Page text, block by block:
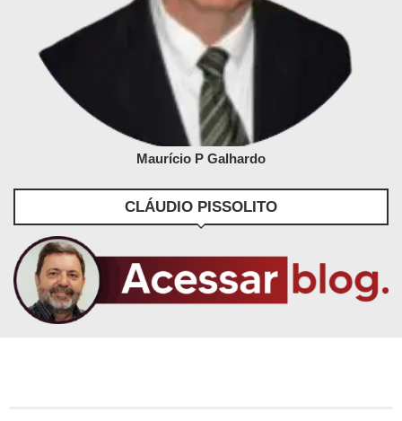
Maurício P Galhardo
CLÁUDIO PISSOLITO